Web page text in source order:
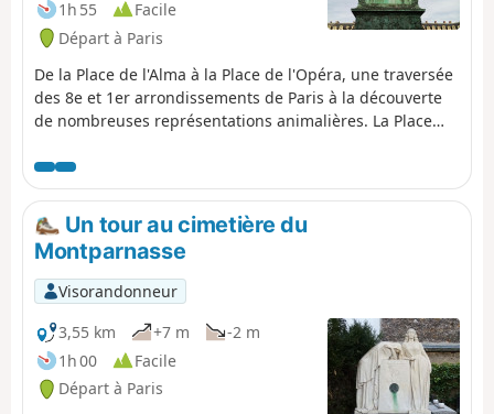
1h 55
Facile
Départ à Paris
De la Place de l'Alma à la Place de l'Opéra, une traversée
des 8e et 1er arrondissements de Paris à la découverte
de nombreuses représentations animalières. La Place
XVIIIe siècle, et sa colonne centrale richement décorée
constituent le point d'orgue de cet itinéraire urbain.
Un tour au cimetière du
Montparnasse
Visorandonneur
3,55 km
+7 m
-2 m
1h 00
Facile
Départ à Paris